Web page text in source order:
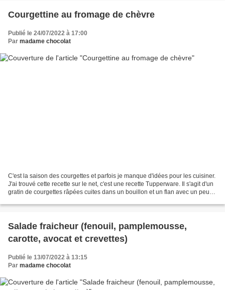
Courgettine au fromage de chèvre
Publié le 24/07/2022 à 17:00
Par madame chocolat
C'est la saison des courgettes et parfois je manque d'idées pour les cuisiner.
J'ai trouvé cette recette sur le net, c'est une recette Tupperware. Il s'agit d'un
gratin de courgettes râpées cuites dans un bouillon et un flan avec un peu
Salade fraicheur (fenouil, pamplemousse,
carotte, avocat et crevettes)
Publié le 13/07/2022 à 13:15
Par madame chocolat